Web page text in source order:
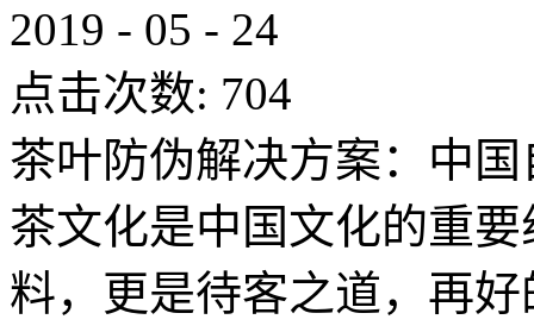
2019 - 05 - 24
点击次数: 704
茶叶防伪解决方案：中
茶文化是中国文化的重
料，更是待客之道，再